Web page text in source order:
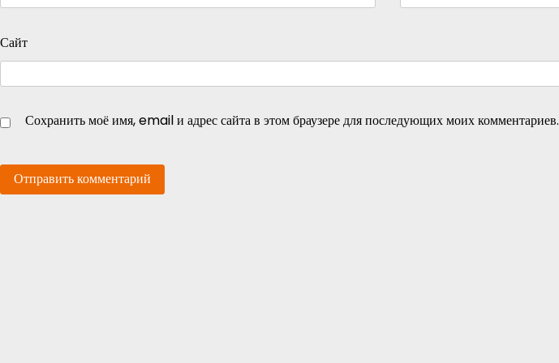
Сайт
Сохранить моё имя, email и адрес сайта в этом браузере для последующих моих комментариев.